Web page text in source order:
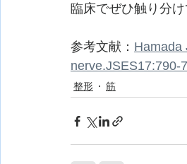
臨床でぜひ触り分け
参考文献： Hamada
nerve.JSES17:790-
整形 筋